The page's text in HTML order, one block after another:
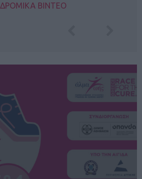
ΔΡΟΜΙΚΑ ΒΙΝΤΕΟ